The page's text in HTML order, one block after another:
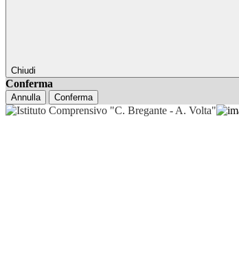
Chiudi
Conferma
Annulla Conferma